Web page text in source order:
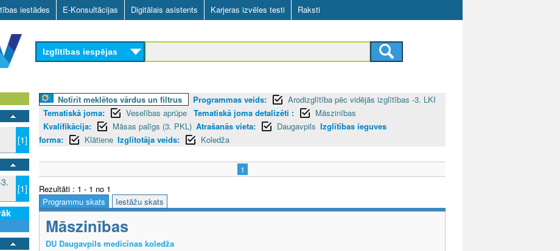
Skip
to
main
content
iestādes E-Konsultācijas Digitālais asistents Karjeras izvēles testi Raksti
Izglītības iespējas
[1]
[1]
Notīrīt meklētos vārdus un filtrus Programmas veids:
Arodizglītība pēc vidējās izglītības -3. LKI
Tematiskā joma:
Veselības aprūpe Tematiskā joma detalizēti :
Māszinības
Kvalifikācija:
Māsas palīgs (3. PKL) Atrašanās vieta: Daugavpils Izglītības ieguves
forma:
Klātiene Izglītotāja veids: Koledža
1
Rezultāti : 1 - 1 no 1
Programmu skats
Iestāžu skats
Māszinības
DU Daugavpils medicīnas koledža